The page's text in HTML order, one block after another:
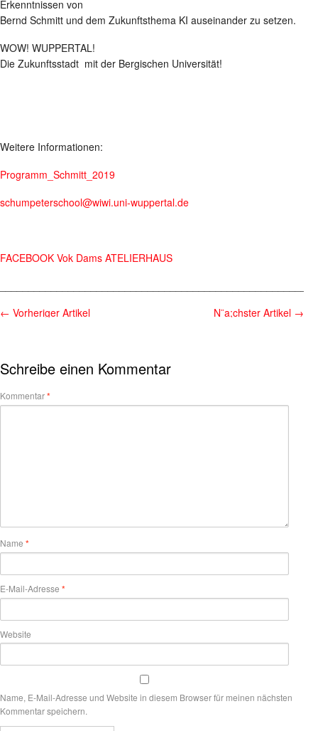
Erkenntnissen von
Bernd Schmitt und dem Zukunftsthema KI auseinander zu setzen.
WOW! WUPPERTAL!
Die Zukunftsstadt mit der Bergischen Universität!
Weitere Informationen:
Programm_Schmitt_2019
schumpeterschool@wiwi.uni-wuppertal.de
FACEBOOK Vok Dams ATELIERHAUS
← Vorheriger Artikel N¨a;chster Artikel →
Schreibe einen Kommentar
Kommentar*
Name *
E-Mail-Adresse *
Website
Name, E-Mail-Adresse und Website in diesem Browser für meinen nächsten
Kommentar speichern.